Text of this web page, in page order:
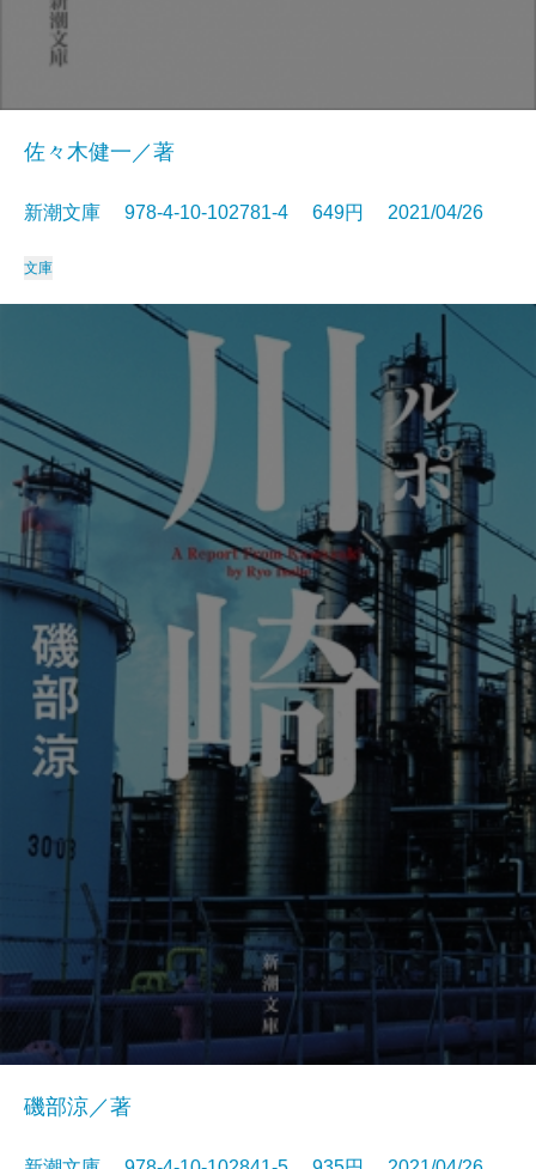
佐々木健一／著
新潮文庫 978-4-10-102781-4 649円 2021/04/26
文庫
磯部涼／著